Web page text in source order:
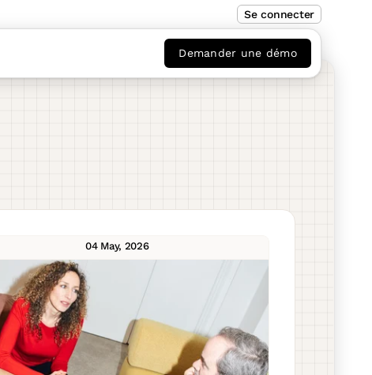
Se connecter
Demander une démo
04 May, 2026